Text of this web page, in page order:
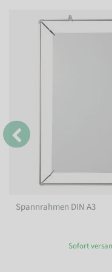
Spannrahmen DIN A3
Sofort